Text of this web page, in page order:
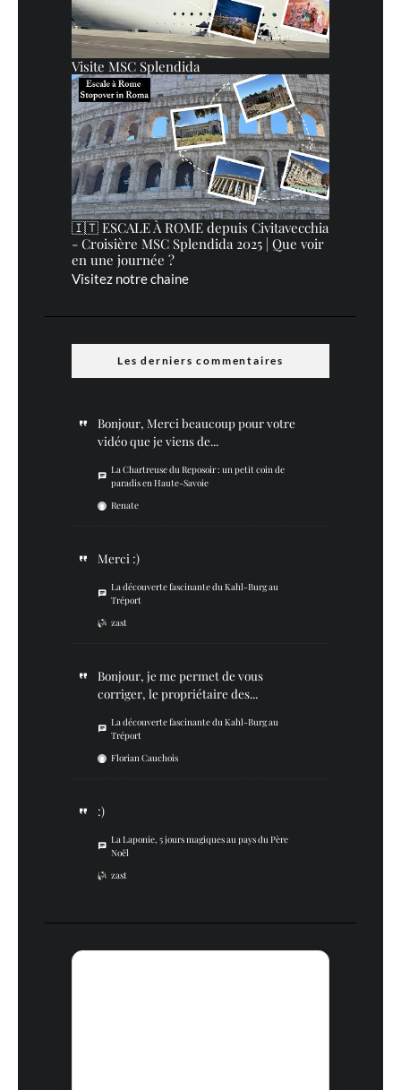
Visite MSC Splendida
🇮🇹 ESCALE À ROME depuis Civitavecchia
- Croisière MSC Splendida 2025 | Que voir
en une journée ?
Visitez notre chaine
Les derniers commentaires
Bonjour, Merci beaucoup pour votre
vidéo que je viens de...
La Chartreuse du Reposoir : un petit coin de
paradis en Haute-Savoie
Renate
Merci :)
La découverte fascinante du Kahl-Burg au
Tréport
zast
Bonjour, je me permet de vous
corriger, le propriétaire des...
La découverte fascinante du Kahl-Burg au
Tréport
Florian Cauchois
:)
La Laponie, 5 jours magiques au pays du Père
Noël
zast